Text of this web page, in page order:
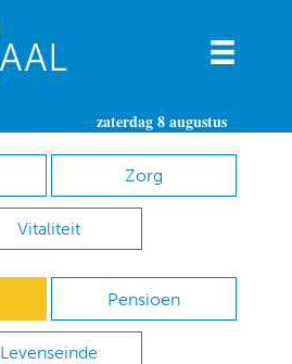
zaterdag 8 augustus
Zorg
Vitaliteit
Pensioen
Levenseinde